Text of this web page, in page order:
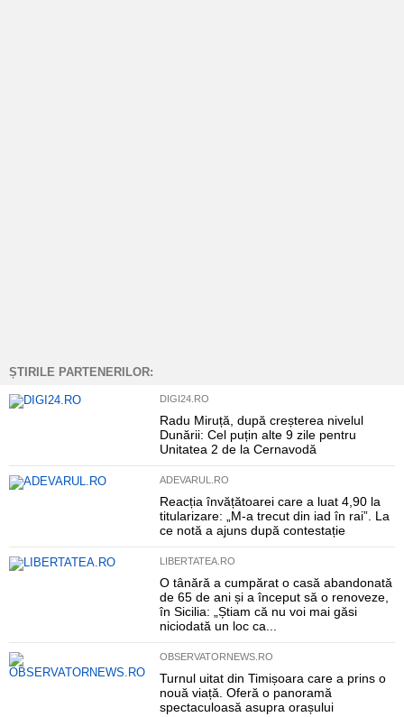
ȘTIRILE PARTENERILOR:
DIGI24.RO
Radu Miruță, după creșterea nivelul
Dunării: Cel puțin alte 9 zile pentru
Unitatea 2 de la Cernavodă
ADEVARUL.RO
Reacția învățătoarei care a luat 4,90 la
titularizare: „M-a trecut din iad în rai”. La
ce notă a ajuns după contestație
LIBERTATEA.RO
O tânără a cumpărat o casă abandonată
de 65 de ani și a început să o renoveze,
în Sicilia: „Știam că nu voi mai găsi
niciodată un loc ca...
OBSERVATORNEWS.RO
Turnul uitat din Timișoara care a prins o
nouă viață. Oferă o panoramă
spectaculoasă asupra orașului